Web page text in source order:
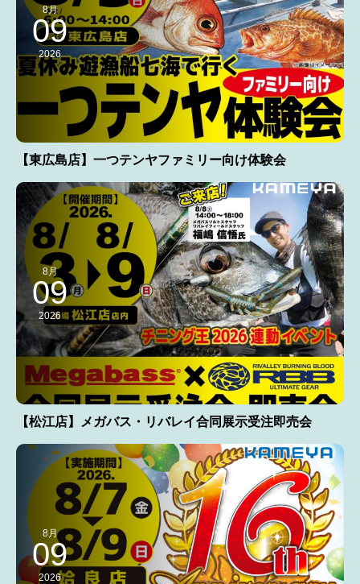
8月
09
2026
【東広島店】一つテンヤファミリー向け体験会
8月
09
2026
【松江店】メガバス・リバレイ合同展示受注即売会
8月
09
2026